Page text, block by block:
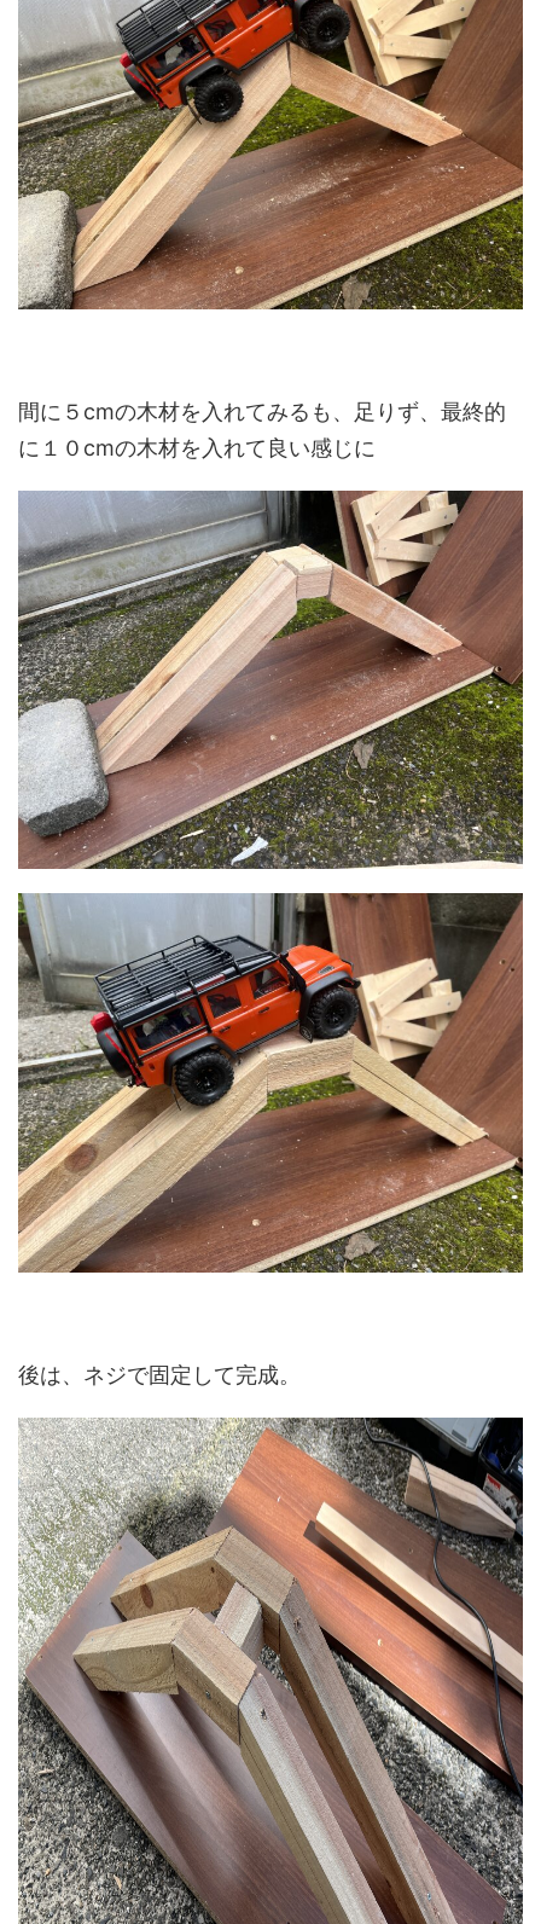
間に５cmの木材を入れてみるも、足りず、最終的
に１０cmの木材を入れて良い感じに
後は、ネジで固定して完成。